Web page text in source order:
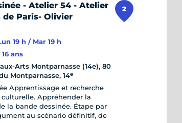
2
- Atelier 54 - Atelier
de Paris- Olivier
19 h / Mar 19 h
ans
Arts Montparnasse (14e), 80
Montparnasse, 14e
Apprentissage et recherche
Appréhender la
la bande dessinée. Étape par
au scénario définitif, de